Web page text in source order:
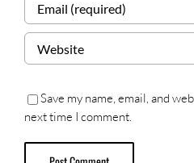
Save my name, email, and
next time I comment.